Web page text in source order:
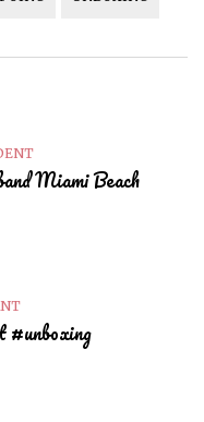
Miami Beach
#unboxing